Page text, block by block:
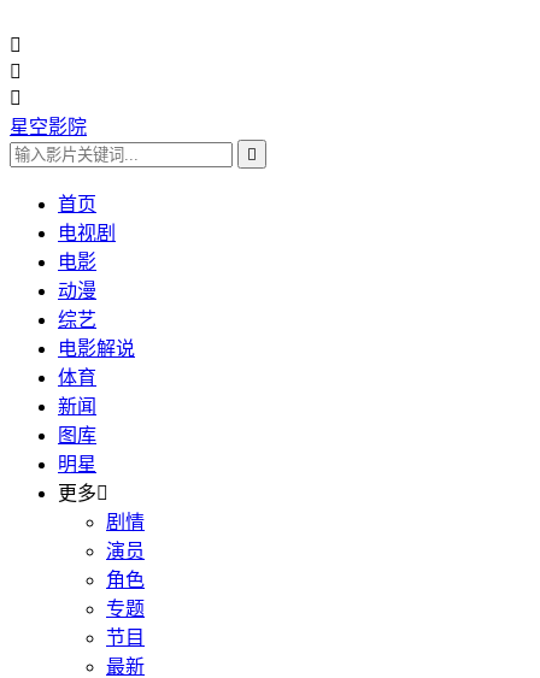



星空影院

首页
电视剧
电影
动漫
综艺
电影解说
体育
新闻
图库
明星
更多
剧情
演员
角色
专题
节目
最新